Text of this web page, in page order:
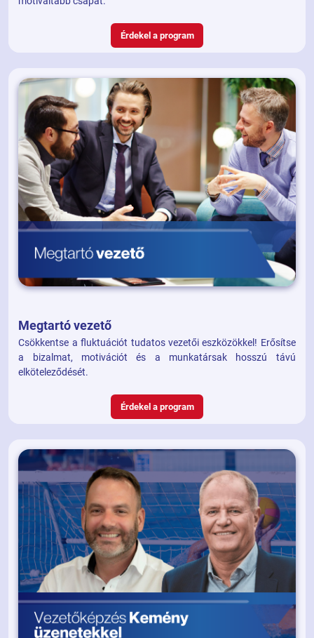
Érdekel a program
Megtartó vezető
Csökkentse a fluktuációt tudatos vezetői eszközökkel! Erősítse
a bizalmat, motivációt és a munkatársak hosszú távú
elköteleződését.
Érdekel a program